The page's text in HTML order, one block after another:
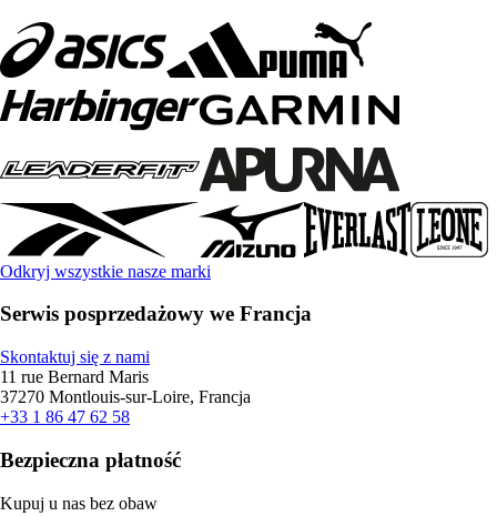
Odkryj wszystkie nasze marki
Serwis posprzedażowy we Francja
Skontaktuj się z nami
11 rue Bernard Maris
37270 Montlouis-sur-Loire, Francja
+33 1 86 47 62 58
Bezpieczna płatność
Kupuj u nas bez obaw